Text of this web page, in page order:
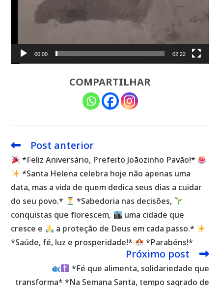
00:00 02:22
COMPARTILHAR
Leia
mais
artigos
Post anterior
*Feliz Aniversário, Prefeito Joãozinho Pavão!*
*Santa Helena celebra hoje não apenas uma
data, mas a vida de quem dedica seus dias a cuidar
do seu povo.*
*Sabedoria nas decisões,
conquistas que florescem,
uma cidade que
cresce e
a proteção de Deus em cada passo.*
*Saúde, fé, luz e prosperidade!*
*Parabéns!*
Próximo post
*Fé que alimenta, solidariedade que
transforma* *Na Semana Santa, tempo sagrado de